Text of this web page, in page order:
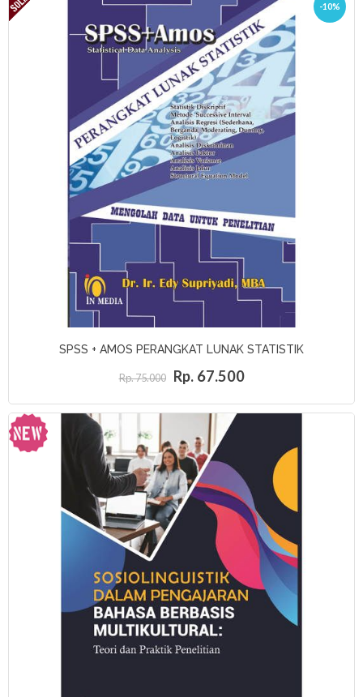
-10%
SPSS + AMOS PERANGKAT LUNAK STATISTIK
Rp. 75.000 Rp. 67.500